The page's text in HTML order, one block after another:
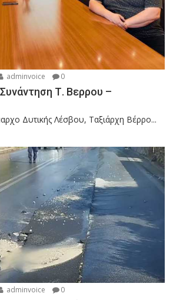
adminvoice 0
Τ. Βερρου –
Δυτικής Λέσβου, Ταξιάρχη Βέρρο...
adminvoice 0